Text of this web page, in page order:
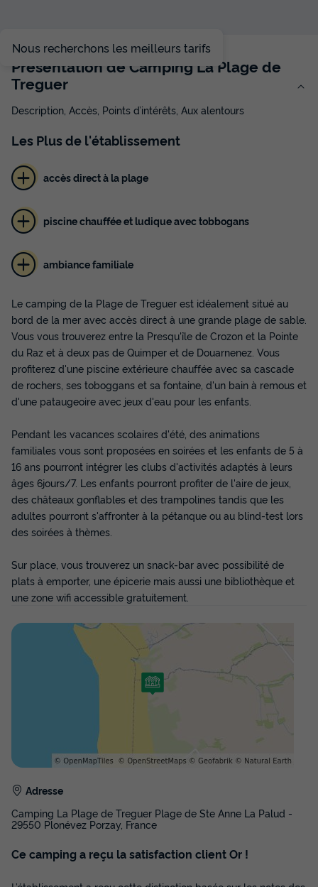
Meilleur prix pour 7 nuits
Modifier les dates
Voir les disponibilités
Annulation gratuite
Récent
Surface
30m²
Adultes
8
Chambres
3
Salle de bain
1
Terrasse semi-couverte Animaux autorisés *
Cafetière
Réfrigérateur
Salon de jardin
+ 3
MOBILHOME 8 personnes - 3 chambres
du12/09/2026au19/09/2026
Meilleur prix pour 7 nuits
Modifier les dates
199 €
Nous recherchons les meilleurs tarifs
Présentation de Camping La Plage de
Treguer
Description, Accès, Points d’intérêts, Aux alentours
Les Plusde l'établissement
accès direct à la plage
piscine chauffée et ludique avec tobbogans
ambiance familiale
Le camping de la Plage de Treguer est idéalement situé au
bord de la mer avec accès direct à une grande plage de sable.
Vous vous trouverez entre la Presqu'île de Crozon et la Pointe
du Raz et à deux pas de Quimper et de Douarnenez. Vous
profiterez d'une piscine extérieure chauffée avec sa cascade
de rochers, ses toboggans et sa fontaine, d'un bain à remous et
d'une pataugeoire avec jeux d'eau pour les enfants.
Pendant les vacances scolaires d'été, des animations
familiales vous sont proposées en soirées et les enfants de 5 à
16 ans pourront intégrer les clubs d'activités adaptés à leurs
âges 6jours/7. Les enfants pourront profiter de l'aire de jeux,
des châteaux gonflables et des trampolines tandis que les
adultes pourront s'affronter à la pétanque ou au blind-test lors
des soirées à thèmes.
Sur place, vous trouverez un snack-bar avec possibilité de
plats à emporter, une épicerie mais aussi une bibliothèque et
une zone wifi accessible gratuitement.
Adresse
Camping La Plage de Treguer Plage de Ste Anne La Palud -
29550 Plonévez Porzay, France
Ce camping a reçu la satisfaction client Or !